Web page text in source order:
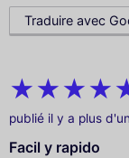
Traduire avec
publié il y a plus
Facil y rapido